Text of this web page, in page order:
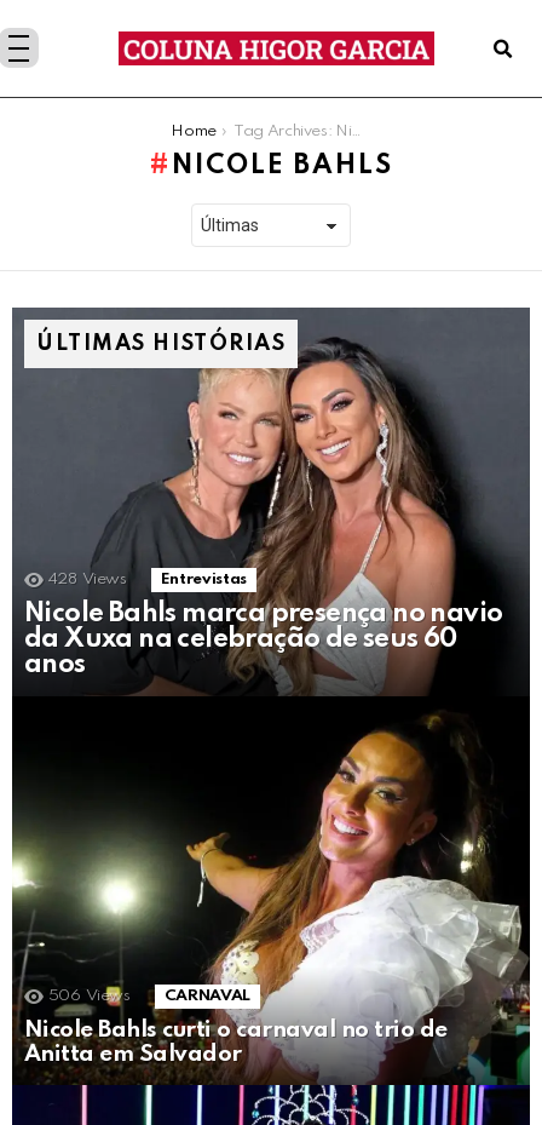
Home Tag Archives: Nicole Bahls
NICOLE BAHLS
ÚLTIMAS HISTÓRIAS
428 Views Entrevistas
Nicole Bahls marca presença no navio
da Xuxa na celebração de seus 60
anos
506 Views CARNAVAL
Nicole Bahls curti o carnaval no trio de
Anitta em Salvador